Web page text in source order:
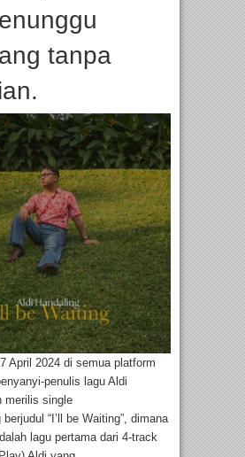
tanpa
April 2024 di semua platform
penulis lagu Aldi
merilis single
“I’ll be Waiting”, dimana
lagu pertama dari 4-track